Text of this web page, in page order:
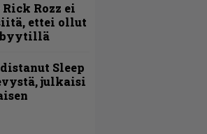
Rick Rozz ei
ettei ollut
Sleep
julkaisi